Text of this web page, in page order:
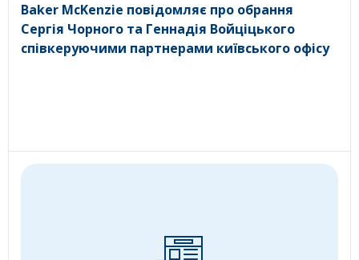
Baker McKenzie повідомляє про обрання
Сергія Чорного та Геннадія Войціцького
співкеруючими партнерами київського офісу